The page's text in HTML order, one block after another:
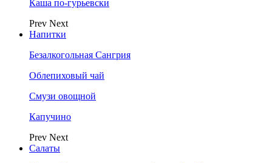
Каша по-гурьевски
Prev Next
Напитки
Безалкогольная Сангрия
Облепиховый чай
Смузи овощной
Капучино
Prev Next
Салаты